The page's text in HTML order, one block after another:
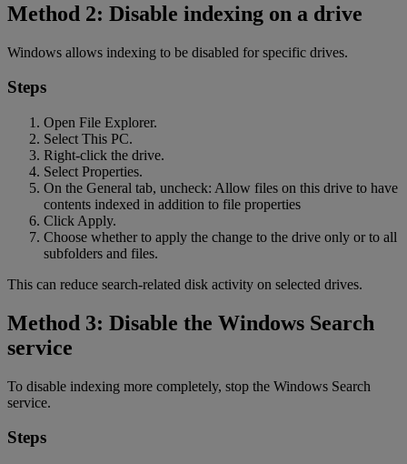
Method 2: Disable indexing on a drive
Windows allows indexing to be disabled for specific drives.
Steps
Open File Explorer.
Select This PC.
Right-click the drive.
Select Properties.
On the General tab, uncheck: Allow files on this drive to have
contents indexed in addition to file properties
Click Apply.
Choose whether to apply the change to the drive only or to all
subfolders and files.
This can reduce search-related disk activity on selected drives.
Method 3: Disable the Windows Search
service
To disable indexing more completely, stop the Windows Search
service.
Steps